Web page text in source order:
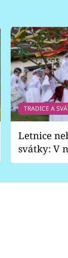
TRADICE A
Letnice
svátky: V
pondělí